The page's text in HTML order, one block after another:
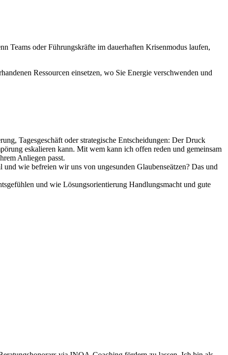
Teams oder Führungskräfte im dauerhaften Krisenmodus laufen,
Ressourcen einsetzen, wo Sie Energie verschwenden und
Tagesgeschäft oder strategische Entscheidungen: Der Druck
eskalieren kann. Mit wem kann ich offen reden und gemeinsam
Anliegen passt.
wie befreien wir uns von ungesunden Glaubenseätzen? Das und
und wie Lösungsorientierung Handlungsmacht und gute